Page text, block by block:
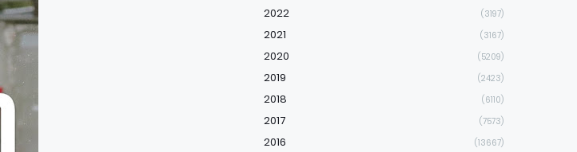
2022 (3197)
2021 (3167)
2020 (5209)
2019 (2423)
2018 (6110)
2017 (7573)
2016 (13667)